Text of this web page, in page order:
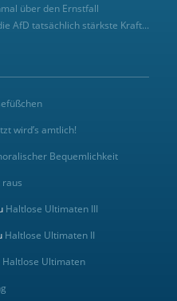
über den Ernstfall
AfD tatsächlich stärkste Kraft...
wird’s amtlich!
Bequemlichkeit
raus
Haltlose Ultimaten III
Haltlose Ultimaten II
Haltlose Ultimaten